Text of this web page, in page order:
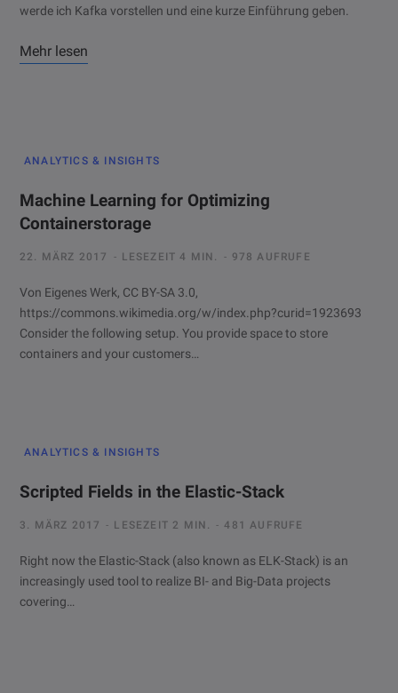
werde ich Kafka vorstellen und eine kurze Einführung geben.
Mehr lesen
ANALYTICS & INSIGHTS
Machine Learning for Optimizing
Containerstorage
22. MÄRZ 2017 LESEZEIT 4 MIN. 978 AUFRUFE
Von Eigenes Werk, CC BY-SA 3.0,
https://commons.wikimedia.org/w/index.php?curid=1923693
Consider the following setup. You provide space to store
containers and your customers…
ANALYTICS & INSIGHTS
Scripted Fields in the Elastic-Stack
3. MÄRZ 2017 LESEZEIT 2 MIN. 481 AUFRUFE
Right now the Elastic-Stack (also known as ELK-Stack) is an
increasingly used tool to realize BI- and Big-Data projects
covering…